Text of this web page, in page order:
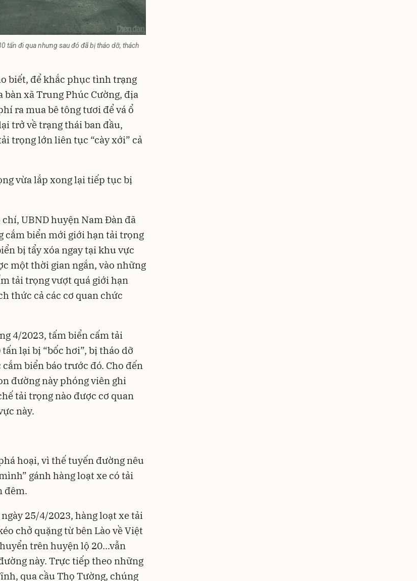
tấn đi qua nhưng sau đó đã bị tháo dỡ, thách
biết, để khắc phục tình trạng
xã Trung Phúc Cường, địa
ra mua bê tông tươi để vá ổ
trở về trạng thái ban đầu,
trọng lớn liên tục “cày xới” cả
vừa lắp xong lại tiếp tục bị
UBND huyện Nam Đàn đã
cắm biển mới giới hạn tải trọng
bị tẩy xóa ngay tại khu vực
một thời gian ngắn, vào những
tải trọng vượt quá giới hạn
thức cả các cơ quan chức
4/2023, tấm biển cấm tải
lại bị “bốc hơi”, bị tháo dỡ
biển báo trước đó. Cho đến
đường này phóng viên ghi
tải trọng nào được cơ quan
này.
hoại, vì thế tuyến đường nêu
gánh hàng loạt xe có tải
đêm.
25/4/2023, hàng loạt xe tải
chở quặng từ bên Lào về Việt
trên huyện lộ 20...vẫn
này. Trực tiếp theo những
qua cầu Thọ Tường, chúng